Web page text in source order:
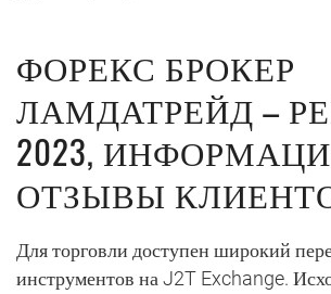
ФОРЕКС БРОКЕР
ЛАМДАТРЕЙД –
2023,
ОТЗЫВЫ
Для торговли доступен широкий
инструментов на J2T Exchange.